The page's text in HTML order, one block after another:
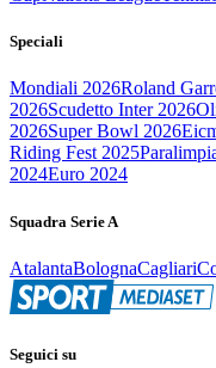
Speciali
Mondiali 2026Roland
2026Scudetto Inter 2026
2026Super Bowl 2026
Riding Fest 2025
2024Euro 2024
Squadra Serie A
AtalantaBolognaCagliari
Seguici su